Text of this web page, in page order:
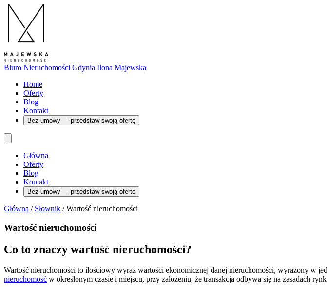
Biuro Nieruchomości Gdynia Ilona Majewska
Home
Oferty
Blog
Kontakt
Bez umowy — przedstaw swoją ofertę
Główna
Oferty
Blog
Kontakt
Bez umowy — przedstaw swoją ofertę
Główna / Słownik / Wartość nieruchomości
Wartość nieruchomości
Co to znaczy wartość nieruchomości?
Wartość nieruchomości to ilościowy wyraz wartości ekonomicznej danej nieruchomości, wyrażony w
nieruchomość w określonym czasie i miejscu, przy założeniu, że transakcja odbywa się na zasadach